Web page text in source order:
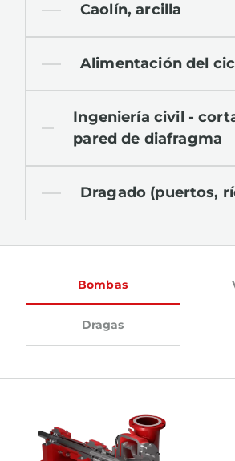
Caolín, arcilla
Alimentación del
Ingeniería civil -
pared de diafragma
Dragado (puertos,
Bombas
Dragas